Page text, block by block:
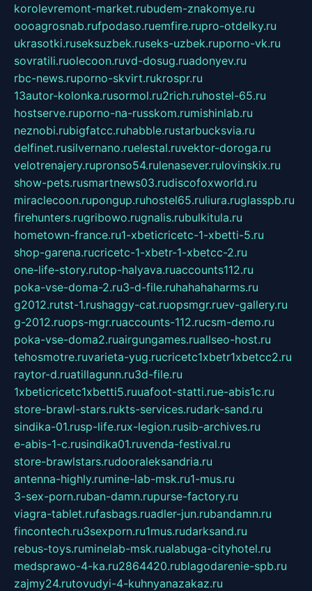
korolevremont-market.rubudem-znakomye.ru
oooagrosnab.rufpodaso.ruemfire.rupro-otdelky.ru
ukrasotki.ruseksuzbek.ruseks-uzbek.ruporno-vk.ru
sovratili.ruolecoon.ruvd-dosug.ruadonyev.ru
rbc-news.ruporno-skvirt.rukrospr.ru
13autor-kolonka.rusormol.ru2rich.ruhostel-65.ru
hostserve.ruporno-na-russkom.rumishinlab.ru
neznobi.rubigfatcc.ruhabble.rustarbucksvia.ru
delfinet.rusilvernano.ruelestal.ruvektor-doroga.ru
velotrenajery.rupronso54.rulenasever.rulovinskix.ru
show-pets.rusmartnews03.rudiscofoxworld.ru
miraclecoon.rupongup.ruhostel65.ruliura.ruglasspb.ru
firehunters.rugribowo.rugnalis.rubulkitula.ru
hometown-france.ru1-xbeticricetc-1-xbetti-5.ru
shop-garena.rucricetc-1-xbetr-1-xbetcc-2.ru
one-life-story.rutop-halyava.ruaccounts112.ru
poka-vse-doma-2.ru3-d-file.ruhahahaharms.ru
g2012.rutst-1.rushaggy-cat.ruopsmgr.ruev-gallery.ru
g-2012.ruops-mgr.ruaccounts-112.rucsm-demo.ru
poka-vse-doma2.ruairgungames.ruallseo-host.ru
tehosmotre.ruvarieta-yug.rucricetc1xbetr1xbetcc2.ru
raytor-d.ruatillagunn.ru3d-file.ru
1xbeticricetc1xbetti5.ruuafoot-statti.rue-abis1c.ru
store-brawl-stars.rukts-services.rudark-sand.ru
sindika-01.rusp-life.rux-legion.rusib-archives.ru
e-abis-1-c.rusindika01.ruvenda-festival.ru
store-brawlstars.rudooraleksandria.ru
antenna-highly.rumine-lab-msk.ru1-mus.ru
3-sex-porn.ruban-damn.rupurse-factory.ru
viagra-tablet.rufasbags.ruadler-jun.rubandamn.ru
fincontech.ru3sexporn.ru1mus.rudarksand.ru
rebus-toys.ruminelab-msk.rualabuga-cityhotel.ru
medsprawo-4-ka.ru2864420.rublagodarenie-spb.ru
zajmy24.rutovudyi-4-kuhnyanazakaz.ru